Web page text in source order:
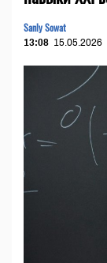
Sanly Sowat
13:08 15.05.2026